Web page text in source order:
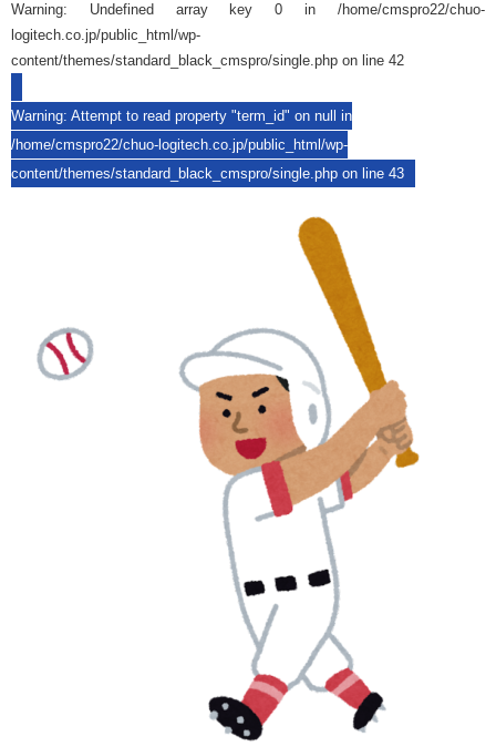
Warning: Undefined array key 0 in /home/cmspro22/chuo-
logitech.co.jp/public_html/wp-
content/themes/standard_black_cmspro/single.php on line 42
Warning: Attempt to read property "term_id" on null in
/home/cmspro22/chuo-logitech.co.jp/public_html/wp-
content/themes/standard_black_cmspro/single.php on line 43